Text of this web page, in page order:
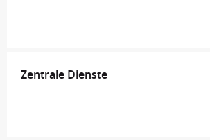
Zentrale Dienste